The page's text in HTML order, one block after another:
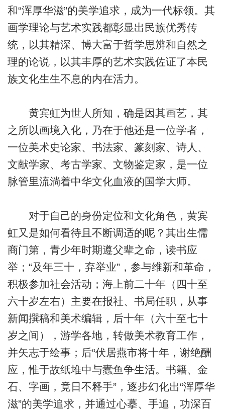
和“浑厚华滋”的美学追求，成为一代标领。其
画学理论与艺术实践都彰显出民族优秀传
统，以其精深、博大富于哲学思辨和自然之
理的论说，以其丰厚的艺术实践佐证了本民
族文化生生不息的内在活力。
黄宾虹为世人所知，确是因其画艺，其
之所以画境入化，乃在于他还是一位学者，
一位美术史论家、书法家、篆刻家、诗人、
文献学家、考古学家、文物鉴定家，是一位
脉管里流淌着中华文化血液的国学大师。
对于自己的身份定位和文化角色，黄宾
虹又是如何看待且不断调适的呢？其出生儒
商门第，青少年时期遵父辈之命，读书应
举；“及年三十，弃举业”，参与维新和革命，
积极参加社会活动；海上前二十年（四十至
六十岁左右）主要在报社、书局任职，从事
新闻撰稿和美术编辑，后十年（六十至七十
岁之间），游学各地，转做美术教育工作，
并矢志于绘事；后“伏居燕市将十年，谢绝酬
应，惟于故纸堆中与蠹鱼争生活。书籍、金
石、字画，竟日不释手”，逐步幻化出“浑厚华
滋”的美学追求，并通过心摹、手追，功深百